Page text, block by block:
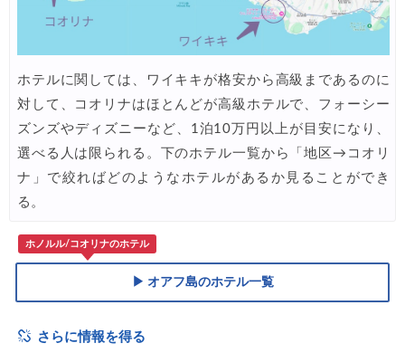
エアトリ) 航空券+ホテル 最大30,000円OFFクーポン
エアトリ) 海外航空券 最大10,000円OFFクーポン
07/20 Trip.com) ベトナム旅 最大50%OFFセール
07/20 楽天トラベル) 海外ツアー 最大30,000円OFFクーポン
ホテルに関しては、ワイキキが格安から高級まであるのに
対して、コオリナはほとんどが高級ホテルで、フォーシー
ズンズやディズニーなど、1泊10万円以上が目安になり、
選べる人は限られる。下のホテル一覧から「地区→コオリ
ナ」で絞ればどのようなホテルがあるか見ることができ
る。
ホノルル/コオリナのホテル
▶ オアフ島のホテル一覧
さらに情報を得る